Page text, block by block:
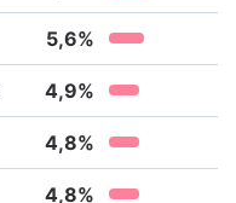
5,6%
4,9%
4,8%
4,8%